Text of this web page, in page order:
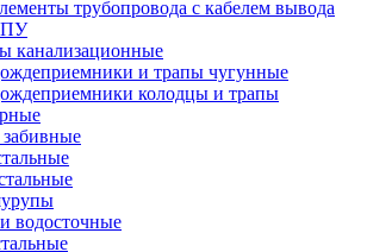
трубопровода с кабелем вывода
канализационные
и трапы чугунные
колодцы и трапы
водосточные